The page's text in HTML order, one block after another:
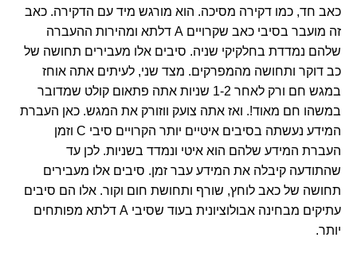
כאב חד, כמו דקירה מסיכה. הוא מורגש מיד עם הדקירה. כאב
זה מועבר בסיבי כאב שקרויים A דלתא ומהירות ההעברה
שלהם נמדדת בחלקיקי שניה. סיבים אלו מעבירים תחושה של
כב דוקר ותחושה מהמפרקים. מצד שני, לעיתים אתה אוחז
במגש חם ורק לאחר 1-2 שניות אתה פתאום קולט שמדובר
במשהו חם מאוד!. ואז אתה צועק ווזורק את המגש. כאן העברת
המידע נעשתה בסיבים איטיים יותר הקרויים סיבי C וזמן
העברת המידע שלהם הוא איטי ונמדד בשניות. לכן עד
שהתודעה קיבלה את המידע עבר זמן. סיבים אלו מעבירים
תחושה של כאב לוחץ, שורף ותחושת חום וקור. אלו הם סיבים
עתיקים מבחינה אבולוציונית בעוד שסיבי A דלתא מפותחים
יותר.